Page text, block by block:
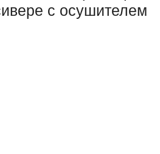
с осушителем